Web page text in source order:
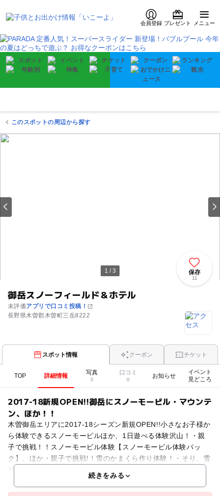
会員登録 プレゼント メニュー
このスポットの周辺から探す
1 / 3
御岳スノーフィールド＆ホテル
未評価アプリで口コミ投稿！
長野県木曽郡木曽町三岳8222
保存
11
スポット情報 クーポン チケット
TOP 詳細情報 写真
3
口コミ
0
お知らせ
イベント
見どころ
2017-18新規OPEN!!御岳にスノーモービル・マウンテ
ン、ほか！！
木曽御岳エリアに2017-18シーズン新規OPEN!!小さなお子様か
ら体験できるスノーモービルほか、1日遊べる体験沢山！・親
子で挑戦！！スノーモービル体験【スノーモービル体験パッ
ク】、ほか・親子で挑戦!！雪のかまくら作り体験！・そり、雪
遊び体験、etc併設のホテルでお泊りも便利。
続きをみる